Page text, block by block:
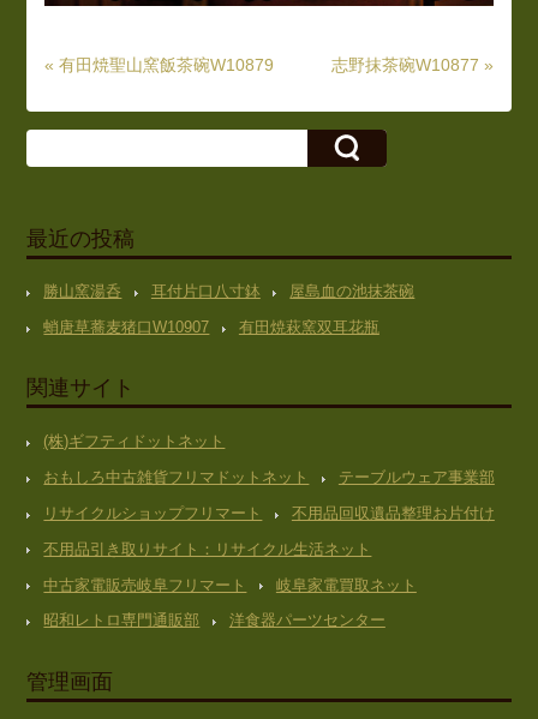
« 有田焼聖山窯飯茶碗W10879 志野抹茶碗W10877 »
最近の投稿
勝山窯湯呑 耳付片口八寸鉢
屋島血の池抹茶碗
蛸唐草蕎麦猪口W10907
有田焼萩窯双耳花瓶
関連サイト
(株)ギフティドットネット
おもしろ中古雑貨フリマドットネット
テーブルウェア事業部
リサイクルショップフリマート
不用品回収遺品整理お片付け
不用品引き取りサイト：リサイクル生活ネット
中古家電販売岐阜フリマート
岐阜家電買取ネット
昭和レトロ専門通販部
洋食器パーツセンター
管理画面